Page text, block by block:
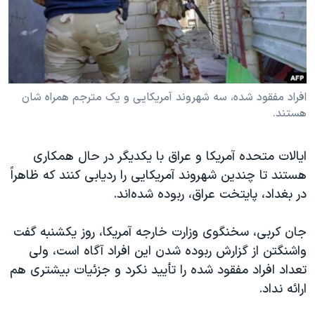
فرهنگ و زندگی
حقوق شهروندی
اقتصادی
اسرائیل در جنگ
آرشیو پخش زنده
مستندها
انتخابات ریاست جمهوری آمریکا ۲۰۲۴
حمله جمهوری اسلامی به اسرائیل
ورزش زنان در ایران
مجموعه مستندهای دادخواهی
تریبونال مردمی آبان ۹۸
چهل سال گروگان‌گیری
قانون شفافیت دارائی کادر رهبری ایران
اعتراضات مردمی آبان ۹۸
دنبال کنید
زبانهای مختلف
افراد مفقود شده، سه شهروند آمریکایی و یک مترجم همراه شان
هستند.
ایالات متحده آمریکا و عراق با یکدیگر در حال همکاری
هستند تا چندین شهروند آمریکایی را ردیابی کنند که ظاهراً
در بغداد، پایتخت عراق، ربوده شده‌اند.
جان کربی، سخنگوی وزارت خارجه آمریکا، روز یکشنبه گفت
واشنگتن از گزارش ربوده شدن این افراد آگاه است، ولی
تعداد افراد مفقود شده را تأیید نکرد و جزئیات بیشتری هم
ارائه نداد.